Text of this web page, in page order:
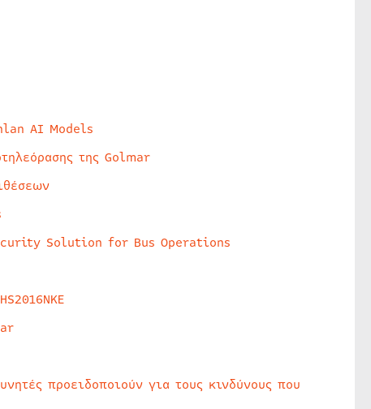
AI Models
της Golmar
Solution for Bus Operations
προειδοποιούν για τους κινδύνους που